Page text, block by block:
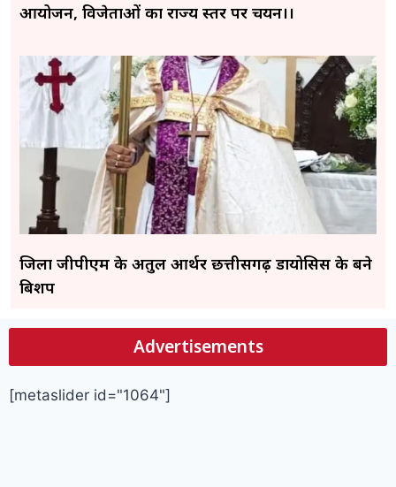
आयोजन, विजेताओं का राज्य स्तर पर चयन।।
जिला जीपीएम के अतुल आर्थर छत्तीसगढ़ डायोसिस के बने
बिशप
Advertisements
[metaslider id="1064"]